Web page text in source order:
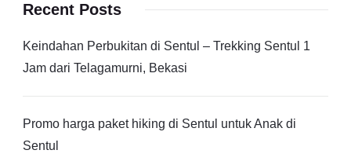
Recent Posts
Keindahan Perbukitan di Sentul – Trekking Sentul 1
Jam dari Telagamurni, Bekasi
Promo harga paket hiking di Sentul untuk Anak di
Sentul